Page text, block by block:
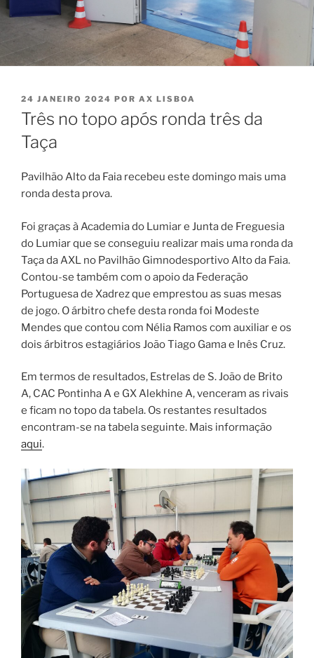
PUBLICADO
EM
24 JANEIRO 2024 POR AX LISBOA
Três no topo após ronda três da
Taça
Pavilhão Alto da Faia recebeu este domingo mais uma
ronda desta prova.
Foi graças à Academia do Lumiar e Junta de Freguesia
do Lumiar que se conseguiu realizar mais uma ronda da
Taça da AXL no Pavilhão Gimnodesportivo Alto da Faia.
Contou-se também com o apoio da Federação
Portuguesa de Xadrez que emprestou as suas mesas
de jogo. O árbitro chefe desta ronda foi Modeste
Mendes que contou com Nélia Ramos com auxiliar e os
dois árbitros estagiários João Tiago Gama e Inês Cruz.
Em termos de resultados, Estrelas de S. João de Brito
A, CAC Pontinha A e GX Alekhine A, venceram as rivais
e ficam no topo da tabela. Os restantes resultados
encontram-se na tabela seguinte. Mais informação
aqui.